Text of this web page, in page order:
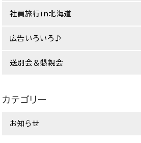
社員旅行in北海道
広告いろいろ♪
送別会＆懇親会
カテゴリー
お知らせ